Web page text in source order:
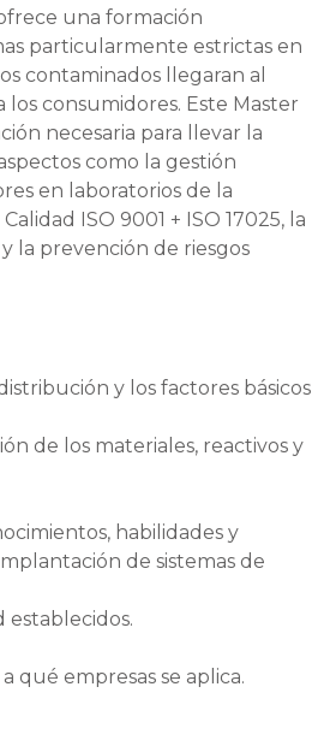
una formación
particularmente estrictas en
contaminados llegaran al
consumidores. Este Master
necesaria para llevar la
como la gestión
en laboratorios de la
ISO 9001 + ISO 17025, la
la prevención de riesgos
y los factores básicos
de los materiales, reactivos y
habilidades y
de sistemas de
establecidos.
qué empresas se aplica.